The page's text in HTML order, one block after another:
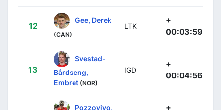
12
Gee, Derek
(CAN)
LTK
+
00:03:59
13
Svestad-
Bårdseng,
Embret (NOR)
IGD
+
00:04:56
Pozzovivo,
+